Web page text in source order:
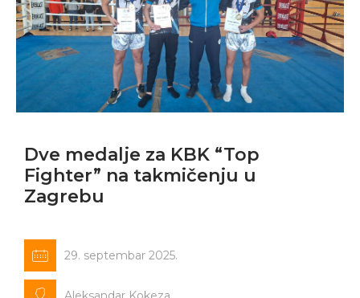
Dve medalje za KBK “Top
Fighter” na takmičenju u
Zagrebu
29. septembar 2025.